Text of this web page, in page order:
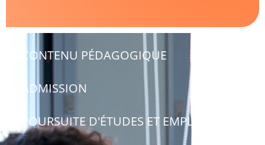
CONTENU PÉDAGOGIQUE
ADMISSION
POURSUITE D'ÉTUDES ET EMPLOIS